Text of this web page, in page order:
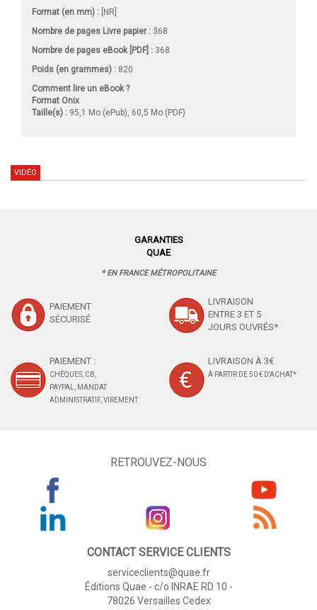
Format (en mm) : [NR]
Nombre de pages Livre papier: 368
Nombre de pages eBook [PDF] : 368
Poids (en grammes) : 820
Comment lire un eBook ?
Format Onix
Taille(s) : 95,1 Mo (ePub), 60,5 Mo (PDF)
VIDÉO
GARANTIES
QUAE
* EN FRANCE MÉTROPOLITAINE
PAIEMENT
SÉCURISÉ
LIVRAISON
ENTRE 3 ET 5
JOURS OUVRÉS*
PAIEMENT :
CHÈQUES, CB,
PAYPAL, MANDAT
ADMINISTRATIF, VIREMENT
LIVRAISON À 3€
À PARTIR DE 50 € D'ACHAT*
RETROUVEZ-NOUS
CONTACT SERVICE CLIENTS
serviceclients@quae.fr
Éditions Quae - c/o INRAE RD 10 -
78026 Versailles Cedex